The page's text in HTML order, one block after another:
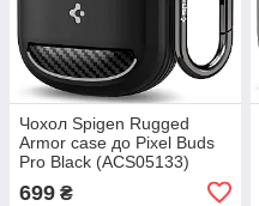
Чохол Spigen Rugged
Armor case до Pixel Buds
Pro Black (ACS05133)
699 ₴